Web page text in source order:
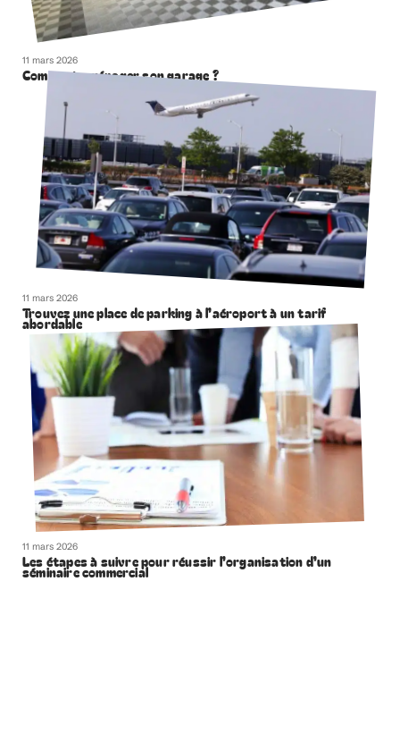
11 mars 2026
Comment aménager son garage ?
11 mars 2026
Trouvez une place de parking à l’aéroport à un tarif
abordable
11 mars 2026
Les étapes à suivre pour réussir l’organisation d’un
séminaire commercial